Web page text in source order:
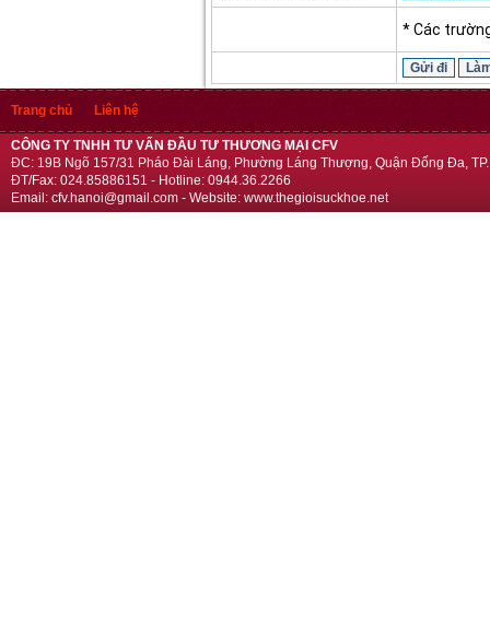
* Các
Trang chủ Liên hệ
CÔNG TY TNHH TƯ VẤN ĐẦU TƯ THƯƠNG MẠI CFV
ĐC: 19B Ngõ 157/31 Pháo Đài Láng, Phường Láng Thượng, Quận Đống Đa,
ĐT/Fax: 024.85886151 - Hotline: 0944.36.2266
Email: cfv.hanoi@gmail.com - Website: www.thegioisuckhoe.net